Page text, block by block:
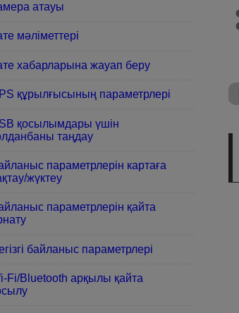
атауы
мәліметтері
хабарларына жауап беру
құрылғысының параметрлері
қосылымдары үшін
таңдау
параметрлерін картаға
жүктеу
параметрлерін қайта
байланыс параметрлері
Fi/Bluetooth арқылы қайта